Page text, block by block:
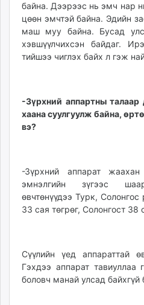
байна. Дээрээс нь эмч нар
цөөн эмчтэй байна. Эдийн
маш муу байна. Бусад
хэвшүүлчихсэн байдаг.
тийшээ чиглэх байх л гэж
-Зүрхний аппартны талаар
хаана суулгуулж байна,
вэ?
-Зүрхний аппарат
эмнэлгийн зүгээс
өвчтөнүүдээ Турк,
33 сая төгрөг, Солонгост 38
Сүүлийн үед аппараттай
Гэхдээ аппарат
боловч манай улсад байхгүй